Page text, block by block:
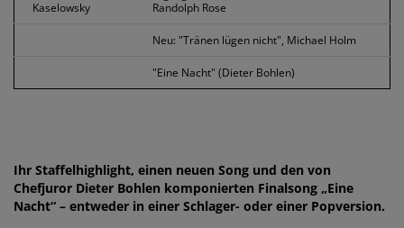
Kaselowsky
Randolph Rose
Neu: "Tränen lügen nicht", Michael Holm
"Eine Nacht" (Dieter Bohlen)
Ihr Staffelhighlight, einen neuen Song und den von
Chefjuror Dieter Bohlen komponierten Finalsong „Eine
Nacht“ – entweder in einer Schlager- oder einer Popversion.